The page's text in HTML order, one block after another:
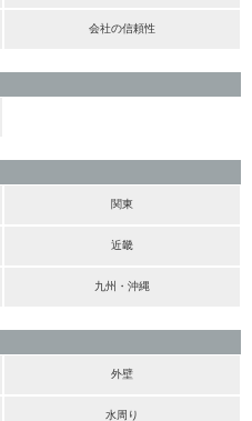
会社の信頼性
関東
近畿
九州・沖縄
外壁
水周り